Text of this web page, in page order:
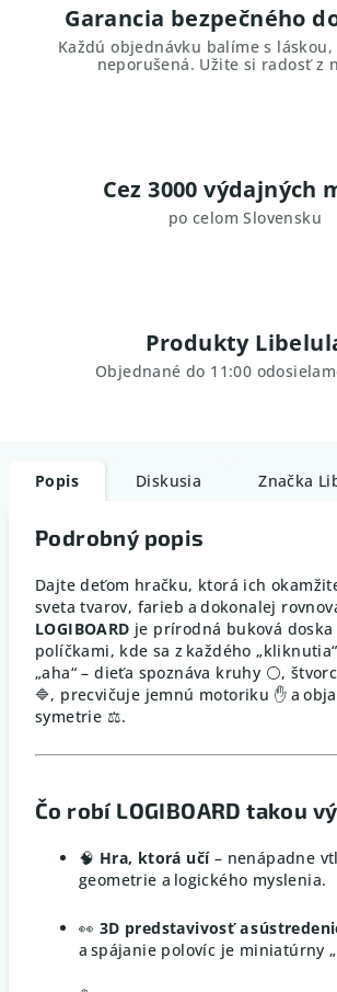
Garancia bezpečného
Každú objednávku balíme s
neporušená. Užite si radosť z
Cez 3000 výdajných
po celom Slovensku
Produkty
Objednané do 11:00
Popis Diskusia Značka
Podrobný popis
Dajte deťom hračku, ktorá ich
sveta tvarov, farieb a dokonalej
LOGIBOARD je prírodná buková doska
políčkami, kde sa z každého
„aha“ – dieťa spoznáva kruhy ⚪,
🔷, precvičuje jemnú motoriku ✋ a
symetrie ⚖️.
Čo robí LOGIBOARD takou
🧠 Hra, ktorá učí– nenápadne
geometrie a logického myslenia.
👀 3D predstavivosť a
a spájanie polovíc je miniatúrny